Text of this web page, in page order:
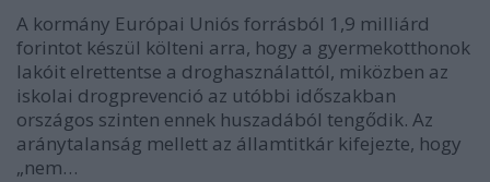
A kormány Európai Uniós forrásból 1,9 milliárd
forintot készül költeni arra, hogy a gyermekotthonok
lakóit elrettentse a droghasználattól, miközben az
iskolai drogprevenció az utóbbi időszakban
országos szinten ennek huszadából tengődik. Az
aránytalanság mellett az államtitkár kifejezte, hogy
„nem…